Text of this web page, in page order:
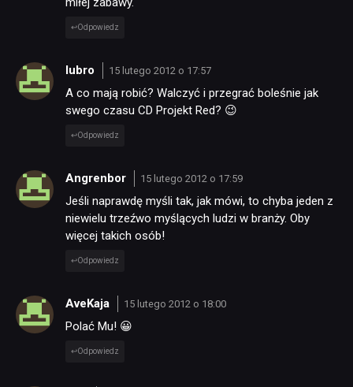
DYSKUSJE
SKLEP
Odpowiedz
lubro 15 lutego 2012 o 17:57
A co mają robić? Walczyć i przegrać boleśnie jak
swego czasu CD Projekt Red? 😉
Odpowiedz
Angrenbor 15 lutego 2012 o 17:59
Jeśli naprawdę myśli tak, jak mówi, to chyba jeden z
niewielu trzeźwo myślących ludzi w branży. Oby
więcej takich osób!
Odpowiedz
AveKaja 15 lutego 2012 o 18:00
Polać Mu! 😀
Odpowiedz